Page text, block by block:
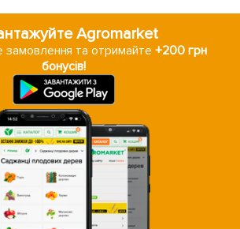
Agromarket
замовлення та отримайте+200 грн
бонусів!